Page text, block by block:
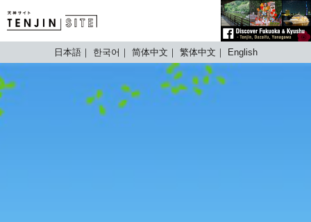
TENJIN SITE
日本語 한국어 简体中文 繁体中文 English